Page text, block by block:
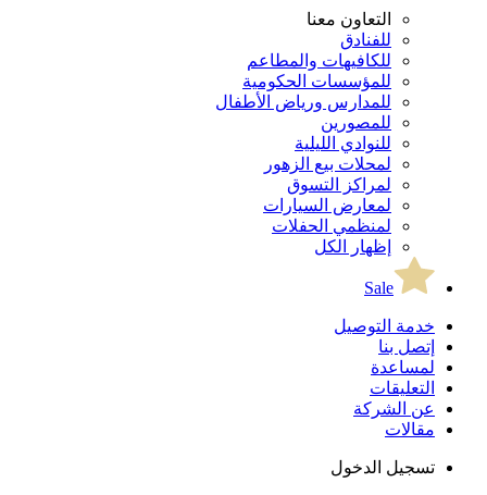
التعاون معنا
للفنادق
للكافيهات والمطاعم
للمؤسسات الحكومية
للمدارس ورياض الأطفال
للمصورين
للنوادي الليلية
لمحلات بيع الزهور
لمراكز التسوق
لمعارض السيارات
لمنظمي الحفلات
إظهار الكل
Sale
خدمة التوصيل
إتصل بنا
لمساعدة
التعليقات
عن الشركة
مقالات
تسجيل الدخول